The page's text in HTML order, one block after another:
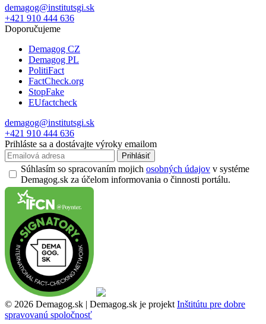
demagog@institutsgi.sk
+421 910 444 636
Doporučujeme
Demagog CZ
Demagog PL
PolitiFact
FactCheck.org
StopFake
EUfactcheck
demagog@institutsgi.sk
+421 910 444 636
Prihláste sa a dostávajte výroky emailom
Prihlásiť
Súhlasím so spracovaním mojich osobných údajov v systéme
Demagog.sk za účelom informovania o činnosti portálu.
© 2026 Demagog.sk | Demagog.sk je projekt Inštitútu pre dobre
spravovanú spoločnosť